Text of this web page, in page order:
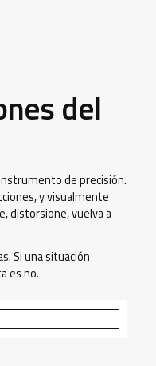
del
de precisión.
y visualmente
distorsione, vuelva a
Si una situación
es no.